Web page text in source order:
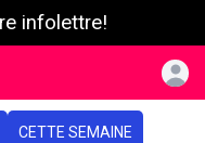
infolettre!
CETTE SEMAINE